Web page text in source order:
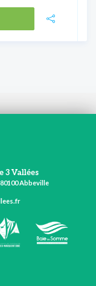
3 Vallées
Abbeville